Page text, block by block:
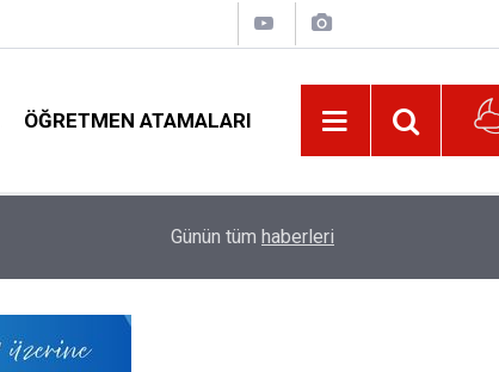
ÖĞRETMEN ATAMALARI
MEB, 2026-2027 Eğitim Yılı Kayıtlarında Yeni
Günün tüm haberleri